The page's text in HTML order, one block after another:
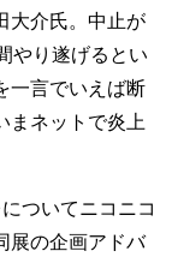
大介氏。中止が
やり遂げるとい
一言でいえば断
まネットで炎上
ついてニコニコ
展の企画アドバ